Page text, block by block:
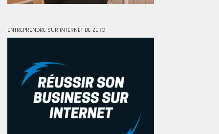
ENTREPRENDRE SUR INTERNET DE ZERO